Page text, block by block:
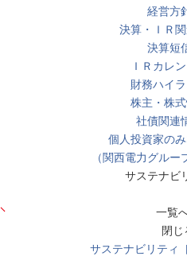
経営方
決算・ＩＲ
決算短
ＩＲカレ
財務ハイラ
株主・株
社債関連
個人投資家の
（関西電力グルー
サステナビ
一覧
閉じ
サステナビリティ